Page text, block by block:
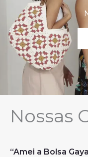
Nossas
“Amei a Bolsa